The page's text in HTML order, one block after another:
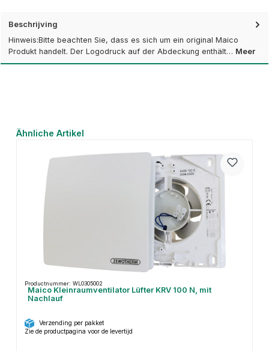
Beschrijving
Hinweis:Bitte beachten Sie, dass es sich um ein original Maico
Produkt handelt. Der Logodruck auf der Abdeckung enthält… Meer
Productgalerij overslaan
Ähnliche Artikel
Productnummer: WL0305002
Maico Kleinraumventilator Lüfter KRV 100 N, mit
Nachlauf
Verzending per pakket
Zie de productpagina voor de levertijd